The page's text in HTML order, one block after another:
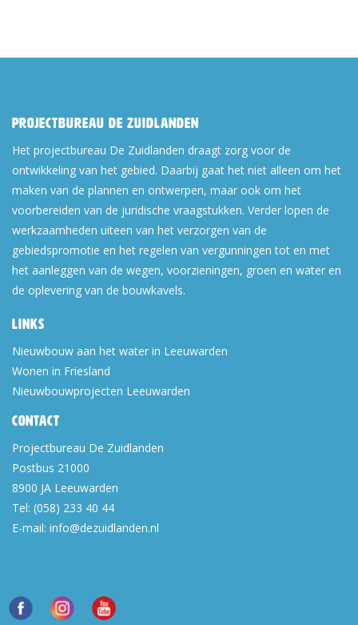
Projectbureau De Zuidlanden
Het projectbureau De Zuidlanden draagt zorg voor de
ontwikkeling van het gebied. Daarbij gaat het niet alleen om het
maken van de plannen en ontwerpen, maar ook om het
voorbereiden van de juridische vraagstukken. Verder lopen de
werkzaamheden uiteen van het verzorgen van de
gebiedspromotie en het regelen van vergunningen tot en met
het aanleggen van de wegen, voorzieningen, groen en water en
de oplevering van de bouwkavels.
Links
Nieuwbouw aan het water in Leeuwarden
Wonen in Friesland
Nieuwbouwprojecten Leeuwarden
Contact
Projectbureau De Zuidlanden
Postbus 21000
8900 JA Leeuwarden
Tel: (058) 233 40 44
E-mail: info@dezuidlanden.nl